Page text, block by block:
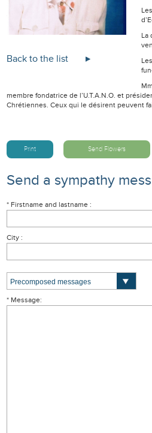
Back to the list
La
membre fondatrice de l’U.T.A.N.O. et
Chrétiennes. Ceux qui le désirent peuvent
Print Send Flowers
Send a sympathy
* Firstname and lastname :
City :
* Message: